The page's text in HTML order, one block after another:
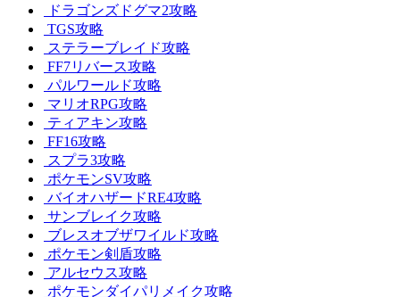
ドラゴンズドグマ2攻略
TGS攻略
ステラーブレイド攻略
FF7リバース攻略
パルワールド攻略
マリオRPG攻略
ティアキン攻略
FF16攻略
スプラ3攻略
ポケモンSV攻略
バイオハザードRE4攻略
サンブレイク攻略
ブレスオブザワイルド攻略
ポケモン剣盾攻略
アルセウス攻略
ポケモンダイパリメイク攻略